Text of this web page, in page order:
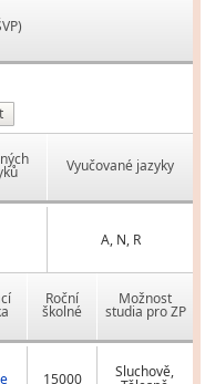
Vyučované jazyky
A, N, R
Roční
školné
Možnost
studia pro ZP
15000 Sluchově,